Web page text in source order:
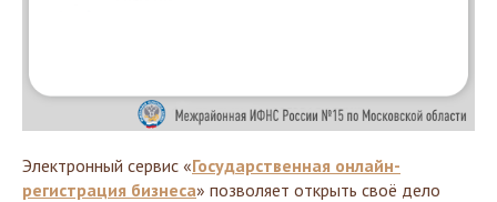
Электронный сервис «Государственная онлайн-
регистрация бизнеса» позволяет открыть своё дело